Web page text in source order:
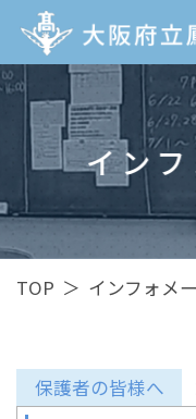
イン
TOP ＞ インフォメ
保護者の皆様へ